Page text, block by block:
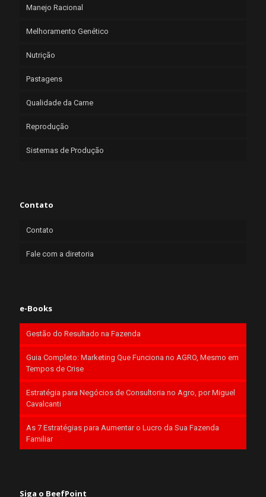
Manejo Racional
Melhoramento Genético
Nutrição
Pastagens
Qualidade da Carne
Reprodução
Sistemas de Produção
Contato
Contato
Fale com a diretoria
e-Books
Gestão do Resultado na Fazenda
Guia Completo: Marketing Que Funciona no AGRO, Mesmo em
Tempos de Crise
Estratégia para Negócios de Consultoria no Agro, por Miguel
Cavalcanti
As 7 Estratégias para Aumentar o Lucro da Sua Fazenda
Familiar
Siga o BeefPoint